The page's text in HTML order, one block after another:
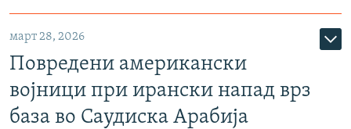
март 28, 2026
Повредени американски
војници при ирански напад врз
база во Саудиска Арабија